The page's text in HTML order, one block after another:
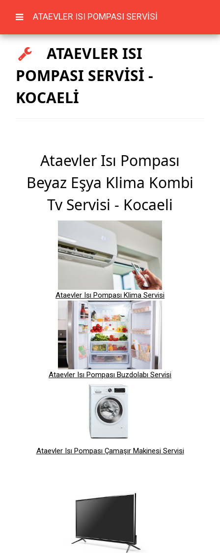
ATAEVLER ISI POMPASI SERVİSİ
ATAEVLER ISI
POMPASI SERVİSİ -
KOCAELİ
Ataevler Isı Pompası
Beyaz Eşya Klima Kombi
Tv Servisi - Kocaeli
Ataevler Isı Pompası Klima Servisi
Ataevler Isı Pompası Buzdolabı Servisi
Ataevler Isı Pompası Çamaşır Makinesi Servisi